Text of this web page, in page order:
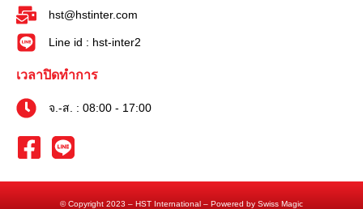
hst@hstinter.com
Line id : hst-inter2
เวลาปิดทำการ
จ.-ส. : 08:00 - 17:00
© Copyright 2023 – HST International – Powered by Swiss Magic